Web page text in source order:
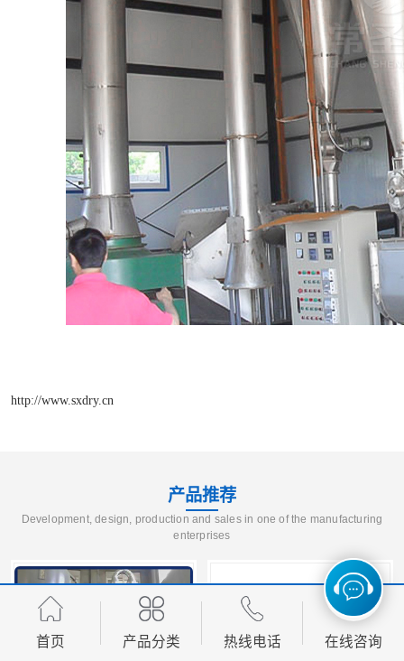
http://www.sxdry.cn
产品推荐
Development, design, production and sales in one of the manufacturing
enterprises
首页 产品分类 热线电话 在线咨询